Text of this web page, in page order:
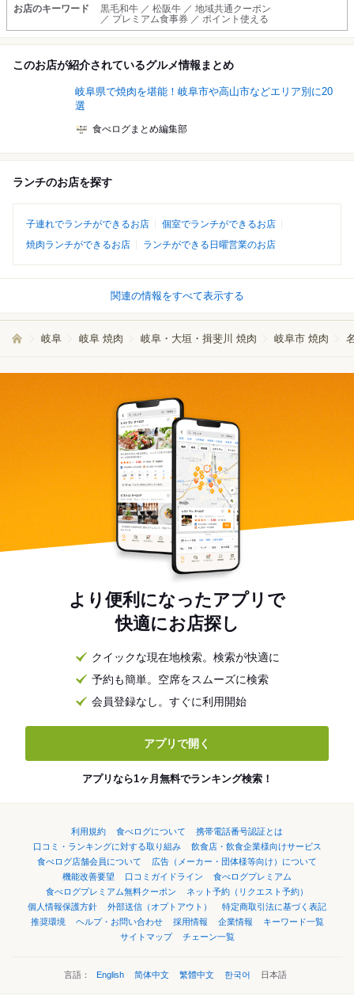
お店のキーワード
黒毛和牛 ／ 松阪牛 ／ 地域共通クーポン
／ プレミアム食事券 ／ ポイント使える
このお店が紹介されているグルメ情報まとめ
岐阜県で焼肉を堪能！岐阜市や高山市などエリア別に20
選
食べログまとめ編集部
ランチのお店を探す
子連れでランチができるお店
個室でランチができるお店
焼肉ランチができるお店
ランチができる日曜営業のお店
関連の情報をすべて表示する
岐阜 岐阜 焼肉 岐阜・大垣・揖斐川 焼肉 岐阜市 焼肉
より便利になったアプリで
快適にお店探し
クイックな現在地検索。検索が快適に
予約も簡単。空席をスムーズに検索
会員登録なし。すぐに利用開始
アプリで開く
アプリなら1ヶ月無料でランキング検索！
利用規約 食べログについて
携帯電話番号認証とは
口コミ・ランキングに対する取り組み
飲食店・飲食企業様向けサービス
食べログ店舗会員について
広告（メーカー・団体様等向け）について
機能改善要望
口コミガイドライン
食べログプレミアム
食べログプレミアム無料クーポン
ネット予約（リクエスト予約）
個人情報保護方針
外部送信（オプトアウト）
特定商取引法に基づく表記
推奨環境
ヘルプ・お問い合わせ 採用情報 企業情報
キーワード一覧
サイトマップ
チェーン一覧
言語： English 简体中文 繁體中文 한국어 日本語